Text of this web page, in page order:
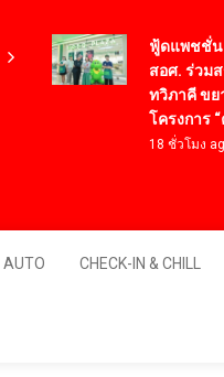
ฟู้ดแพชชั่น สาน
สอศ. ร่วมสร้าง
ทวิภาคี ขยายโอ
โครงการ “ครูอ
18 ชั่วโมง ago
AUTO CHECK-IN & CHILL